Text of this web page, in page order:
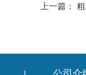
上一篇：